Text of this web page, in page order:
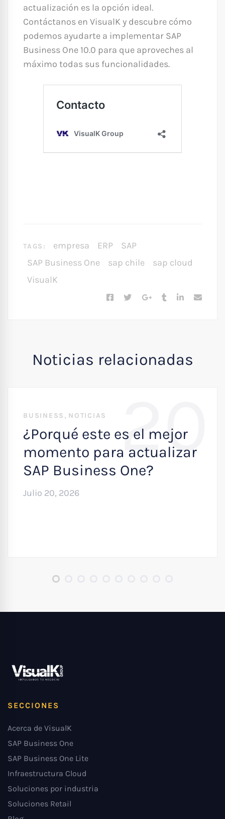
actualización es la opción ideal.
Contáctanos en VisualK y descubre cómo
podemos ayudarte a implementar SAP
Business One 10.0 para que aproveches al
máximo todas sus funcionalidades.
TAGS: empresa ERP
SAP
SAP Business One
sap chile
sap cloud
VisualK
Noticias relacionadas
20
BUSINESS , NOTICIAS
¿Porqué este es el mejor
momento para actualizar
SAP Business One?
Julio 20, 2026
SECCIONES
Acerca de VisualK
SAP Business One
SAP Business One Lite
Infraestructura Cloud
Soluciones por industria
Soluciones Retail